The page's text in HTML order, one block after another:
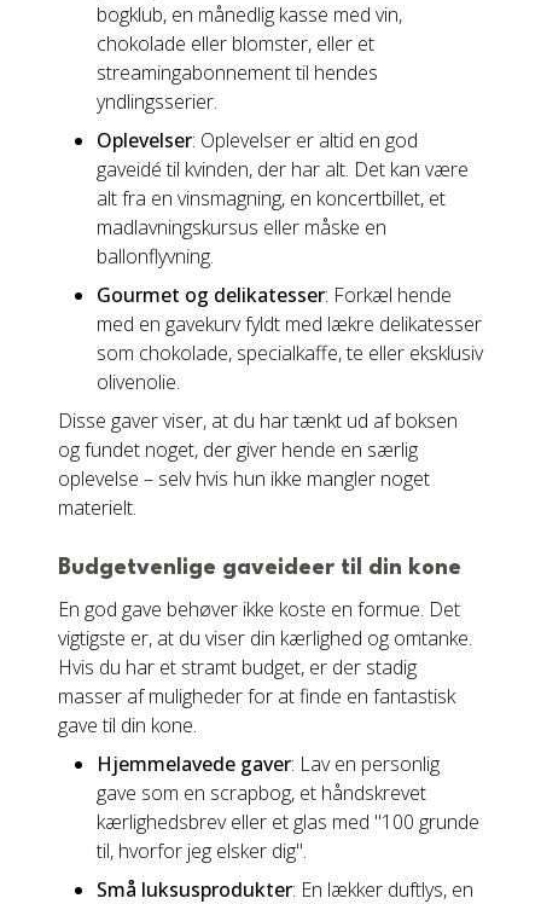
bogklub, en månedlig kasse med vin,
chokolade eller blomster, eller et
streamingabonnement til hendes
yndlingsserier.
Oplevelser: Oplevelser er altid en god
gaveidé til kvinden, der har alt. Det kan være
alt fra en vinsmagning, en koncertbillet, et
madlavningskursus eller måske en
ballonflyvning.
Gourmet og delikatesser: Forkæl hende
med en gavekurv fyldt med lækre delikatesser
som chokolade, specialkaffe, te eller eksklusiv
olivenolie.
Disse gaver viser, at du har tænkt ud af boksen
og fundet noget, der giver hende en særlig
oplevelse – selv hvis hun ikke mangler noget
materielt.
Budgetvenlige gaveideer til din kone
En god gave behøver ikke koste en formue. Det
vigtigste er, at du viser din kærlighed og omtanke.
Hvis du har et stramt budget, er der stadig
masser af muligheder for at finde en fantastisk
gave til din kone.
Hjemmelavede gaver: Lav en personlig
gave som en scrapbog, et håndskrevet
kærlighedsbrev eller et glas med "100 grunde
til, hvorfor jeg elsker dig".
Små luksusprodukter: En lækker duftlys, en